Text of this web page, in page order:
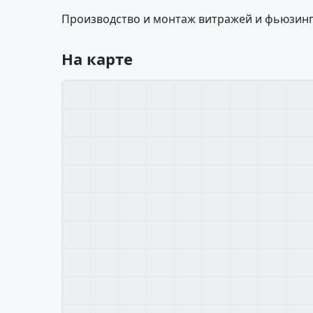
Производство и монтаж витражей и
На карте